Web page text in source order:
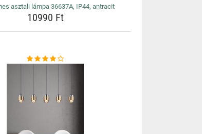
asztali lámpa 36637A, IP44, antracit
10990 Ft